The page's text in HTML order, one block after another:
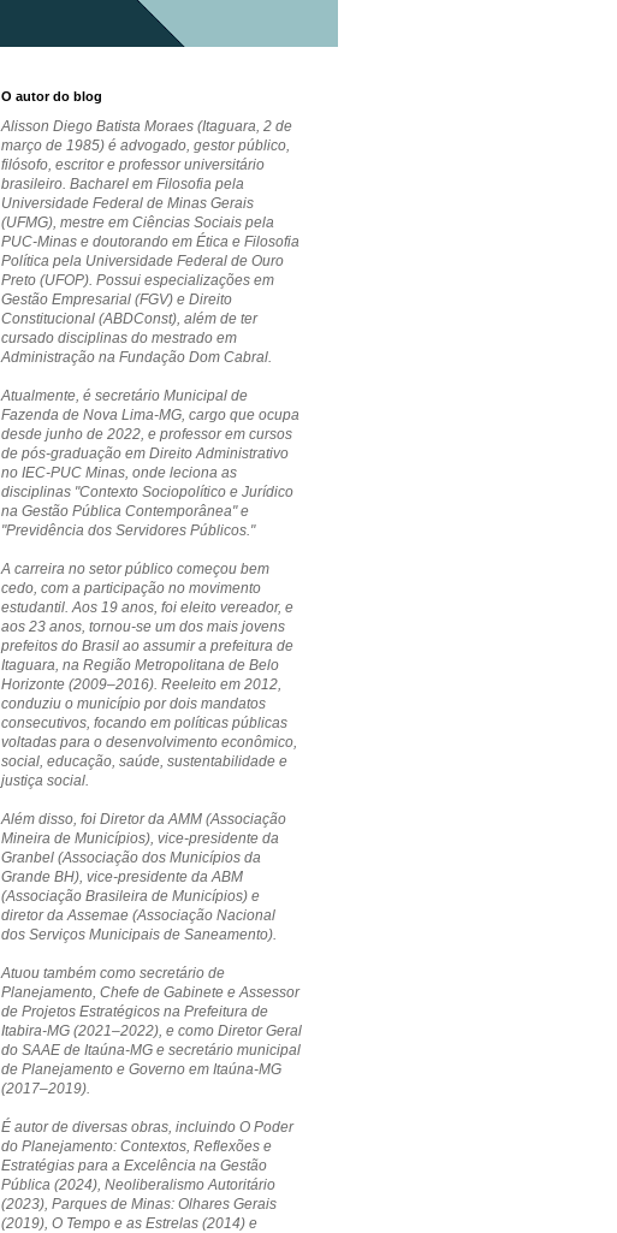
O autor do blog
Alisson Diego Batista Moraes (Itaguara, 2 de
março de 1985) é advogado, gestor público,
filósofo, escritor e professor universitário
brasileiro. Bacharel em Filosofia pela
Universidade Federal de Minas Gerais
(UFMG), mestre em Ciências Sociais pela
PUC-Minas e doutorando em Ética e Filosofia
Política pela Universidade Federal de Ouro
Preto (UFOP). Possui especializações em
Gestão Empresarial (FGV) e Direito
Constitucional (ABDConst), além de ter
cursado disciplinas do mestrado em
Administração na Fundação Dom Cabral.
Atualmente, é secretário Municipal de
Fazenda de Nova Lima-MG, cargo que ocupa
desde junho de 2022, e professor em cursos
de pós-graduação em Direito Administrativo
no IEC-PUC Minas, onde leciona as
disciplinas "Contexto Sociopolítico e Jurídico
na Gestão Pública Contemporânea" e
"Previdência dos Servidores Públicos."
A carreira no setor público começou bem
cedo, com a participação no movimento
estudantil. Aos 19 anos, foi eleito vereador, e
aos 23 anos, tornou-se um dos mais jovens
prefeitos do Brasil ao assumir a prefeitura de
Itaguara, na Região Metropolitana de Belo
Horizonte (2009–2016). Reeleito em 2012,
conduziu o município por dois mandatos
consecutivos, focando em políticas públicas
voltadas para o desenvolvimento econômico,
social, educação, saúde, sustentabilidade e
justiça social.
Além disso, foi Diretor da AMM (Associação
Mineira de Municípios), vice-presidente da
Granbel (Associação dos Municípios da
Grande BH), vice-presidente da ABM
(Associação Brasileira de Municípios) e
diretor da Assemae (Associação Nacional
dos Serviços Municipais de Saneamento).
Atuou também como secretário de
Planejamento, Chefe de Gabinete e Assessor
de Projetos Estratégicos na Prefeitura de
Itabira-MG (2021–2022), e como Diretor Geral
do SAAE de Itaúna-MG e secretário municipal
de Planejamento e Governo em Itaúna-MG
(2017–2019).
É autor de diversas obras, incluindo O Poder
do Planejamento: Contextos, Reflexões e
Estratégias para a Excelência na Gestão
Pública (2024), Neoliberalismo Autoritário
(2023), Parques de Minas: Olhares Gerais
(2019), O Tempo e as Estrelas (2014) e